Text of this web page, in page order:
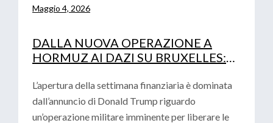
Maggio 4, 2026
DALLA NUOVA OPERAZIONE A
HORMUZ AI DAZI SU BRUXELLES:
L’apertura della settimana finanziaria è dominata
dall’annuncio di Donald Trump riguardo
un’operazione militare imminente per liberare le